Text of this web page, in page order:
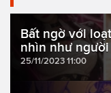
Bất ngờ với
nhìn như
25/11/2023 11:00